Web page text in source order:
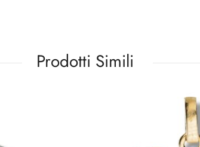
Prodotti Simili